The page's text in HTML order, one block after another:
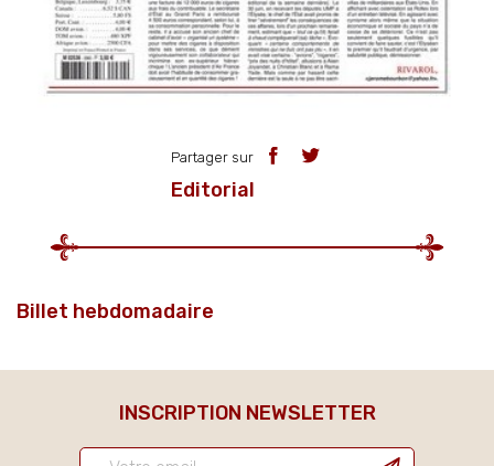
Partager sur
Editorial
Billet hebdomadaire
INSCRIPTION NEWSLETTER